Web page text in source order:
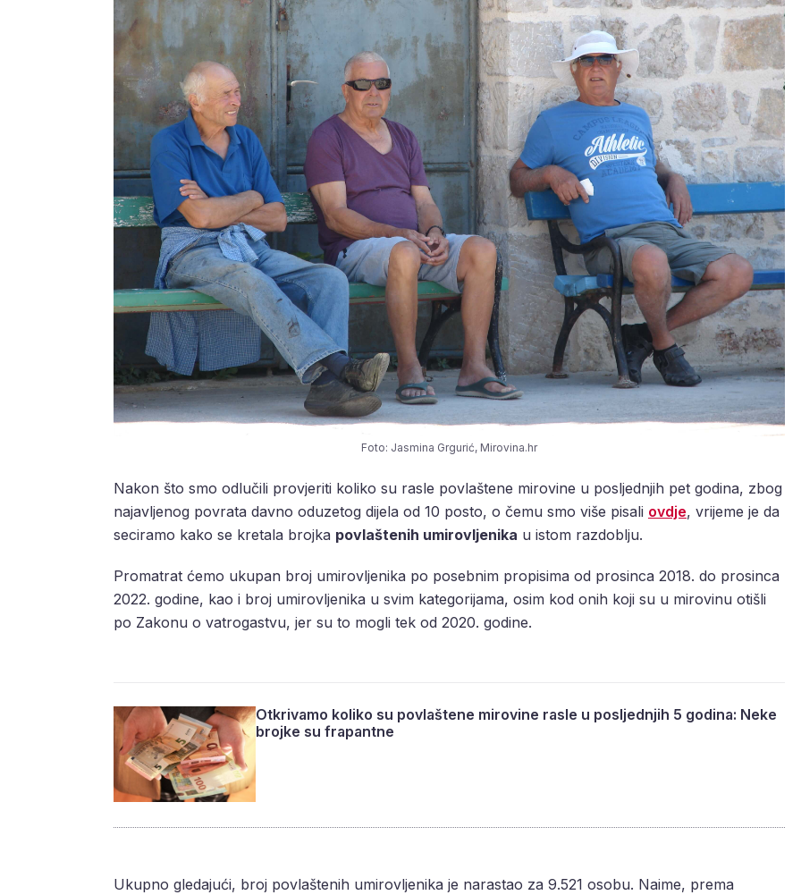
Foto: Jasmina Grgurić, Mirovina.hr
Nakon što smo odlučili provjeriti koliko su rasle povlaštene mirovine u posljednjih pet godina, zbog
najavljenog povrata davno oduzetog dijela od 10 posto, o čemu smo više pisali ovdje, vrijeme je da
seciramo kako se kretala brojka povlaštenih umirovljenika u istom razdoblju.
Promatrat ćemo ukupan broj umirovljenika po posebnim propisima od prosinca 2018. do prosinca
2022. godine, kao i broj umirovljenika u svim kategorijama, osim kod onih koji su u mirovinu otišli
po Zakonu o vatrogastvu, jer su to mogli tek od 2020. godine.
Otkrivamo koliko su povlaštene mirovine rasle u posljednjih 5 godina: Neke
brojke su frapantne
Ukupno gledajući, broj povlaštenih umirovljenika je narastao za 9.521 osobu. Naime, prema